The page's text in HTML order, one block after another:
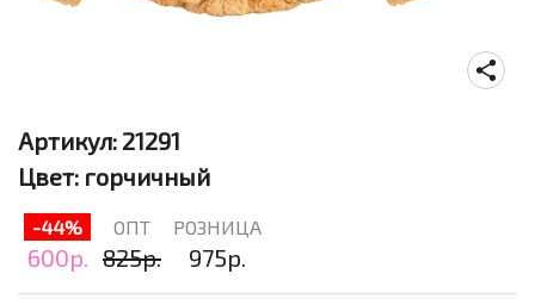
Артикул: 21291
Цвет: горчичный
-44%
600р.
ОПТ
825р.
РОЗНИЦА
975р.